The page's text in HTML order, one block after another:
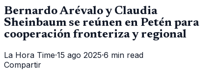
Bernardo Arévalo y Claudia
Sheinbaum se reúnen en Petén para
cooperación fronteriza y regional
La Hora Time·15 ago 2025·6 min read
Compartir